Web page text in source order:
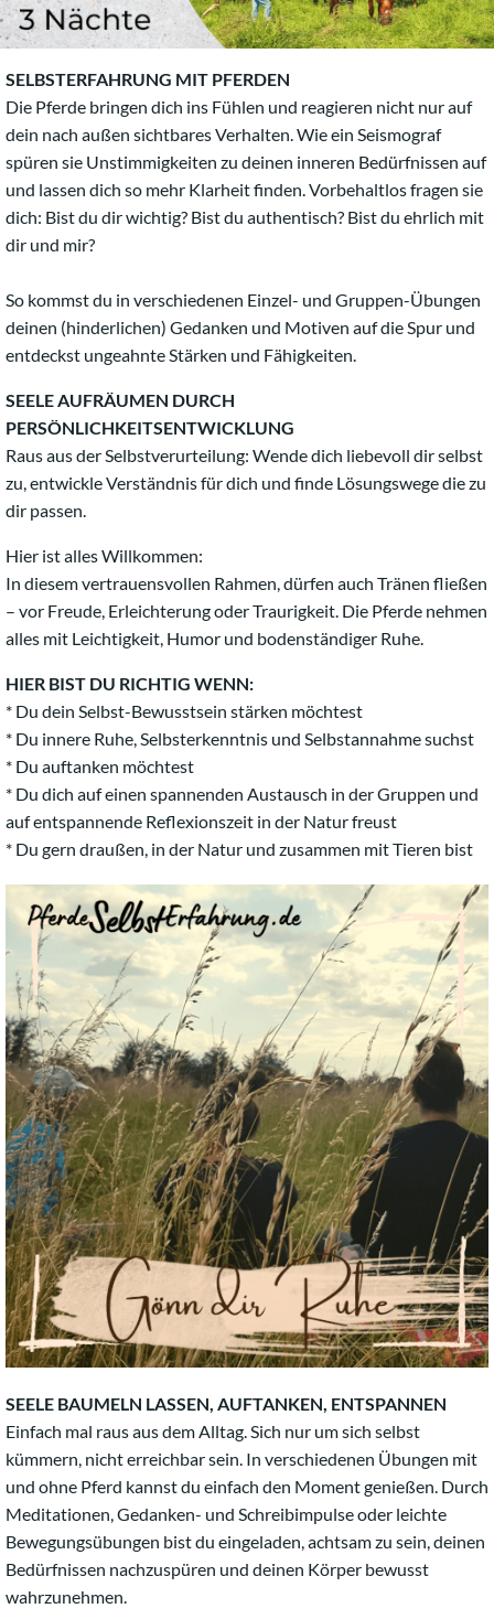
SELBSTERFAHRUNG MIT PFERDEN
Die Pferde bringen dich ins Fühlen und reagieren nicht nur auf
dein nach außen sichtbares Verhalten. Wie ein Seismograf
spüren sie Unstimmigkeiten zu deinen inneren Bedürfnissen auf
und lassen dich so mehr Klarheit finden. Vorbehaltlos fragen sie
dich: Bist du dir wichtig? Bist du authentisch? Bist du ehrlich mit
dir und mir?
So kommst du in verschiedenen Einzel- und Gruppen-Übungen
deinen (hinderlichen) Gedanken und Motiven auf die Spur und
entdeckst ungeahnte Stärken und Fähigkeiten.
SEELE AUFRÄUMEN DURCH
PERSÖNLICHKEITSENTWICKLUNG
Raus aus der Selbstverurteilung: Wende dich liebevoll dir selbst
zu, entwickle Verständnis für dich und finde Lösungswege die zu
dir passen.
Hier ist alles Willkommen:
In diesem vertrauensvollen Rahmen, dürfen auch Tränen fließen
– vor Freude, Erleichterung oder Traurigkeit. Die Pferde nehmen
alles mit Leichtigkeit, Humor und bodenständiger Ruhe.
HIER BIST DU RICHTIG WENN:
* Du dein Selbst-Bewusstsein stärken möchtest
* Du innere Ruhe, Selbsterkenntnis und Selbstannahme suchst
* Du auftanken möchtest
* Du dich auf einen spannenden Austausch in der Gruppen und
auf entspannende Reflexionszeit in der Natur freust
* Du gern draußen, in der Natur und zusammen mit Tieren bist
SEELE BAUMELN LASSEN, AUFTANKEN, ENTSPANNEN
Einfach mal raus aus dem Alltag. Sich nur um sich selbst
kümmern, nicht erreichbar sein. In verschiedenen Übungen mit
und ohne Pferd kannst du einfach den Moment genießen. Durch
Meditationen, Gedanken- und Schreibimpulse oder leichte
Bewegungsübungen bist du eingeladen, achtsam zu sein, deinen
Bedürfnissen nachzuspüren und deinen Körper bewusst
wahrzunehmen.